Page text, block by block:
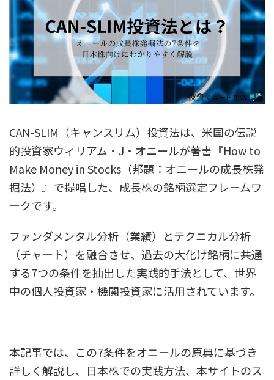
CAN-SLIM（キャンスリム）投資法は、米国の伝説
的投資家ウィリアム・J・オニールが著書『How to
Make Money in Stocks（邦題：オニールの成長株発
掘法）』で提唱した、成長株の銘柄選定フレームワ
ークです。
ファンダメンタル分析（業績）とテクニカル分析
（チャート）を融合させ、過去の大化け銘柄に共通
する7つの条件を抽出した実践的手法として、世界
中の個人投資家・機関投資家に活用されています。
本記事では、この7条件をオニールの原典に基づき
詳しく解説し、日本株での実践方法、本サイトのス